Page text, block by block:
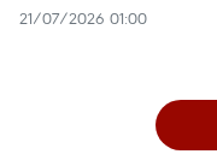
21/07/2026 01:00